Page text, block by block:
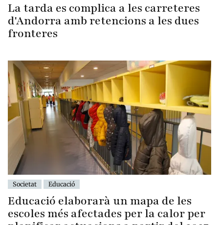
La tarda es complica a les carreteres
d'Andorra amb retencions a les dues
fronteres
Societat Educació
Educació elaborarà un mapa de les
escoles més afectades per la calor per